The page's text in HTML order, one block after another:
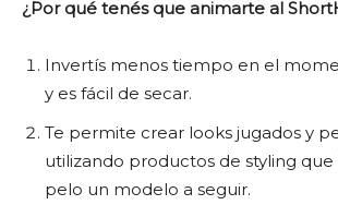
¿Por qué tenés que animarte al
Invertís menos tiempo en el
y es fácil de secar.
Te permite crear looks jugados y
utilizando productos de styling
pelo un modelo a seguir.